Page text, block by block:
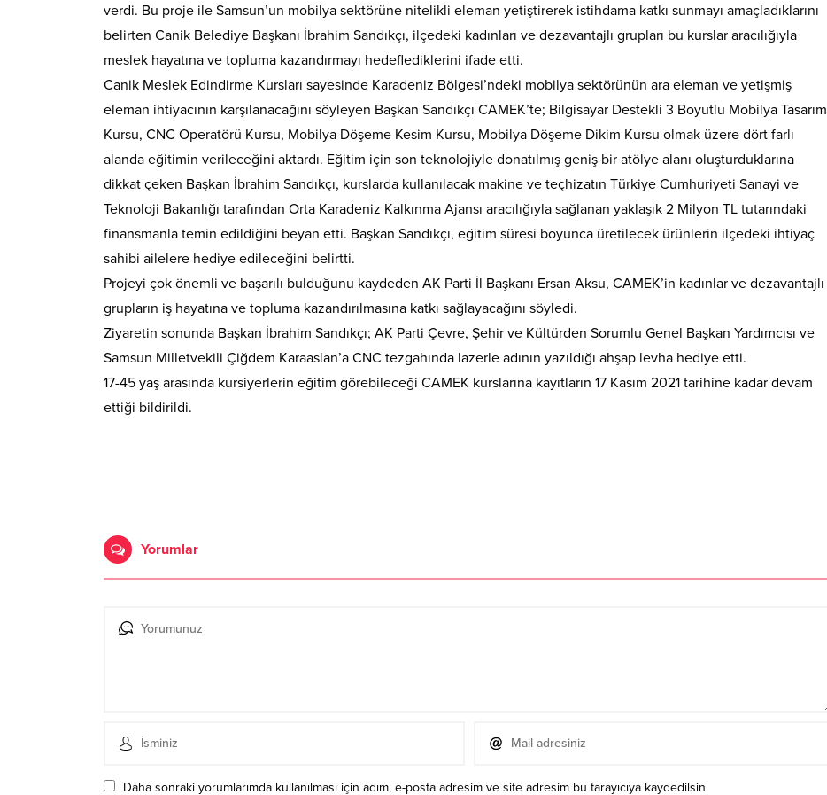
verdi. Bu proje ile Samsun’un mobilya sektörüne nitelikli eleman yetiştirerek istihdama katkı sunmayı amaçladıklarını
belirten Canik Belediye Başkanı İbrahim Sandıkçı, ilçedeki kadınları ve dezavantajlı grupları bu kurslar aracılığıyla
meslek hayatına ve topluma kazandırmayı hedeflediklerini ifade etti.
Canik Meslek Edindirme Kursları sayesinde Karadeniz Bölgesi’ndeki mobilya sektörünün ara eleman ve yetişmiş
eleman ihtiyacının karşılanacağını söyleyen Başkan Sandıkçı CAMEK’te; Bilgisayar Destekli 3 Boyutlu Mobilya Tasarım
Kursu, CNC Operatörü Kursu, Mobilya Döşeme Kesim Kursu, Mobilya Döşeme Dikim Kursu olmak üzere dört farlı
alanda eğitimin verileceğini aktardı. Eğitim için son teknolojiyle donatılmış geniş bir atölye alanı oluşturduklarına
dikkat çeken Başkan İbrahim Sandıkçı, kurslarda kullanılacak makine ve teçhizatın Türkiye Cumhuriyeti Sanayi ve
Teknoloji Bakanlığı tarafından Orta Karadeniz Kalkınma Ajansı aracılığıyla sağlanan yaklaşık 2 Milyon TL tutarındaki
finansmanla temin edildiğini beyan etti. Başkan Sandıkçı, eğitim süresi boyunca üretilecek ürünlerin ilçedeki ihtiyaç
sahibi ailelere hediye edileceğini belirtti.
Projeyi çok önemli ve başarılı bulduğunu kaydeden AK Parti İl Başkanı Ersan Aksu, CAMEK’in kadınlar ve dezavantajlı
grupların iş hayatına ve topluma kazandırılmasına katkı sağlayacağını söyledi.
Ziyaretin sonunda Başkan İbrahim Sandıkçı; AK Parti Çevre, Şehir ve Kültürden Sorumlu Genel Başkan Yardımcısı ve
Samsun Milletvekili Çiğdem Karaaslan’a CNC tezgahında lazerle adının yazıldığı ahşap levha hediye etti.
17-45 yaş arasında kursiyerlerin eğitim görebileceği CAMEK kurslarına kayıtların 17 Kasım 2021 tarihine kadar devam
ettiği bildirildi.
Yorumlar
Daha sonraki yorumlarımda kullanılması için adım, e-posta adresim ve site adresim bu tarayıcıya kaydedilsin.